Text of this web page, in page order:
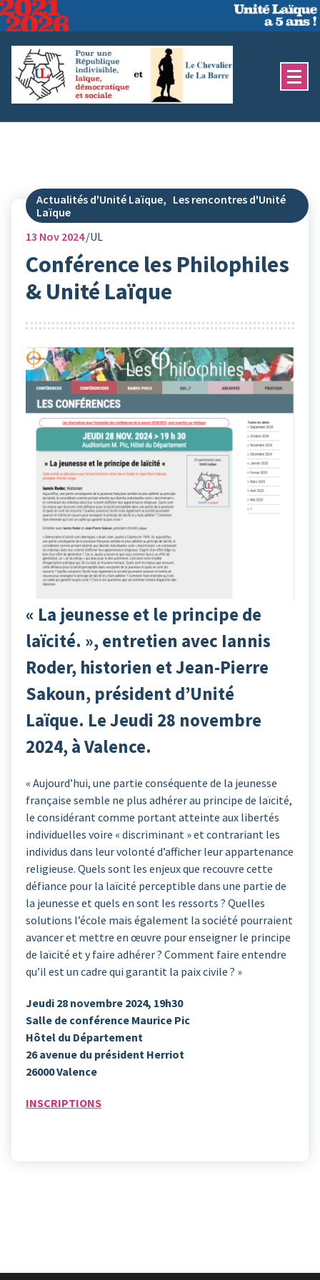
Aller
au
contenu
Actualités d'Unité Laïque, Les rencontres d'Unité
Laïque
13 Nov 2024 UL
Conférence les Philophiles
& Unité Laïque
« La jeunesse et le principe de
laïcité. », entretien avec Iannis
Roder, historien et Jean-Pierre
Sakoun, président d’Unité
Laïque. Le Jeudi 28 novembre
2024, à Valence.
« Aujourd’hui, une partie conséquente de la jeunesse
française semble ne plus adhérer au principe de laïcité,
le considérant comme portant atteinte aux libertés
individuelles voire « discriminant » et contrariant les
individus dans leur volonté d’afficher leur appartenance
religieuse. Quels sont les enjeux que recouvre cette
défiance pour la laïcité perceptible dans une partie de
la jeunesse et quels en sont les ressorts ? Quelles
solutions l’école mais également la société pourraient
avancer et mettre en œuvre pour enseigner le principe
de laïcité et y faire adhérer ? Comment faire entendre
qu’il est un cadre qui garantit la paix civile ? »
Jeudi 28 novembre 2024, 19h30
Salle de conférence Maurice Pic
Hôtel du Département
26 avenue du président Herriot
26000 Valence
INSCRIPTIONS